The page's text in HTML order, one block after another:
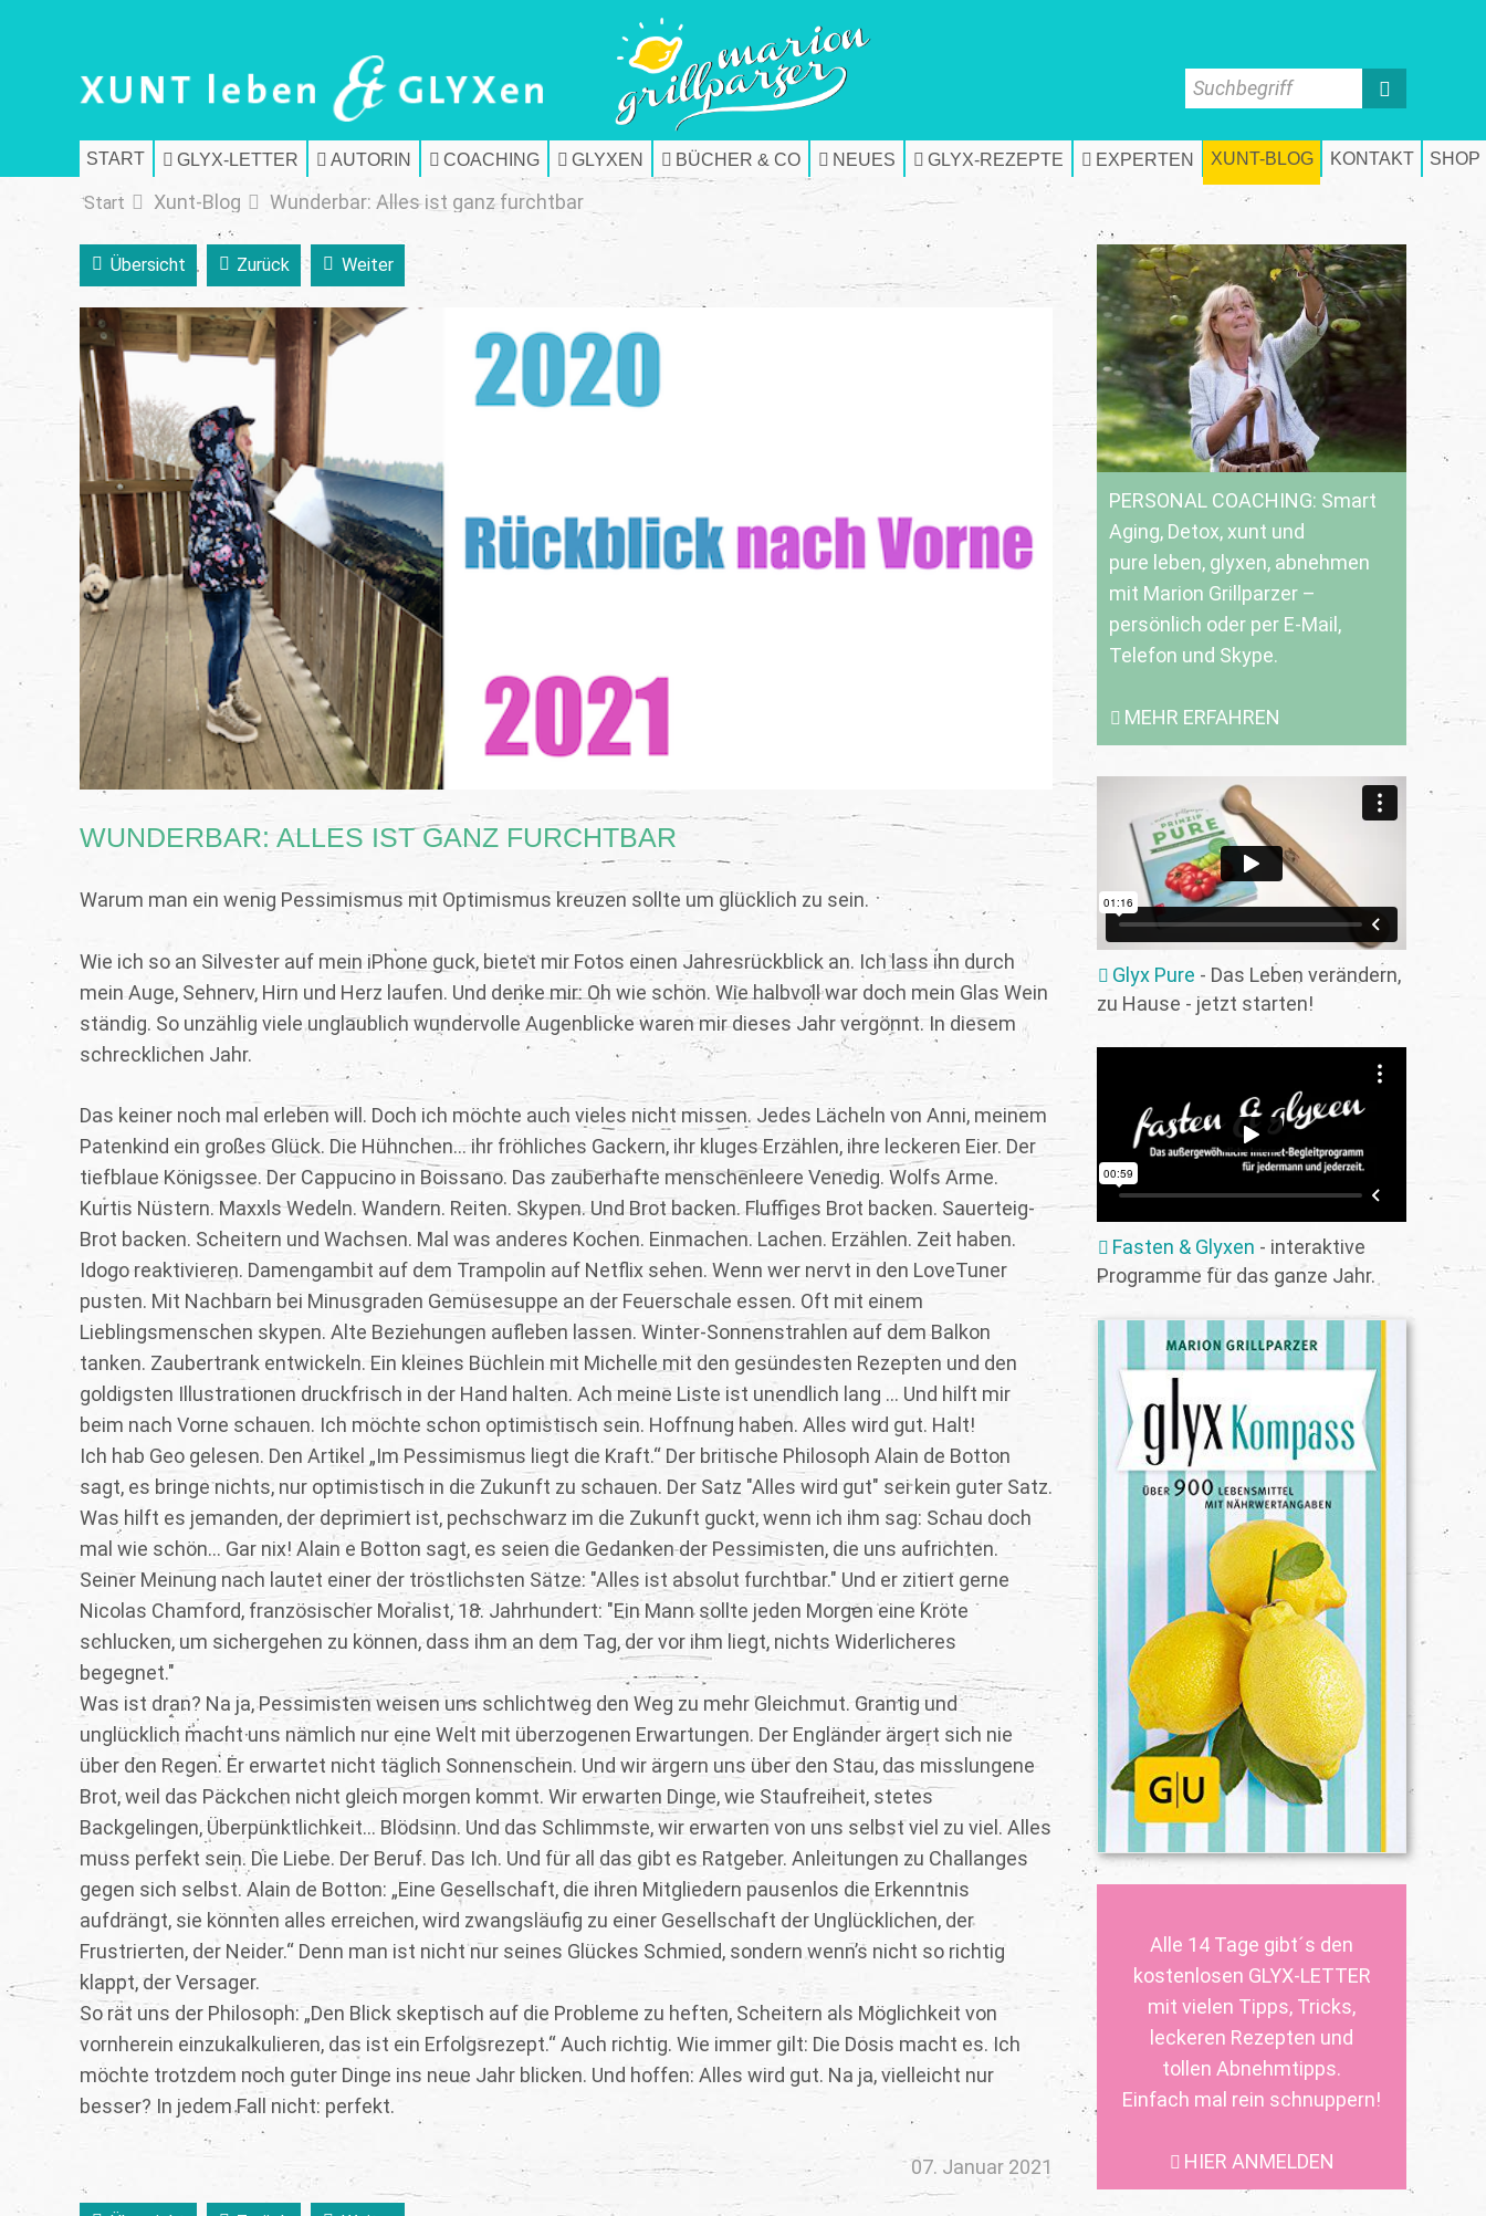
START GLYX-LETTER AUTORIN COACHING GLYXEN BÜCHER & CO NEUES GLYX-REZEPTE EXPERTEN XUNT-BLOG KONTAKT SHOP
Suchbegriff
Start Xunt-Blog Wunderbar: Alles ist ganz furchtbar
PERSONAL COACHING: Smart
Aging, Detox, xunt und
pure leben, glyxen, abnehmen
mit Marion Grillparzer –
persönlich oder per E-Mail,
Telefon und Skype.
MEHR ERFAHREN
Glyx Pure - Das Leben verändern,
zu Hause - jetzt starten!
Fasten & Glyxen - interaktive
Programme für das ganze Jahr.
Alle 14 Tage gibt´s den
kostenlosen GLYX-LETTER
mit vielen Tipps, Tricks,
leckeren Rezepten und
tollen Abnehmtipps.
Einfach mal rein schnuppern!
HIER ANMELDEN
Übersicht Zurück Weiter
WUNDERBAR: ALLES IST GANZ FURCHTBAR
Warum man ein wenig Pessimismus mit Optimismus kreuzen sollte um glücklich zu sein.
Wie ich so an Silvester auf mein iPhone guck, bietet mir Fotos einen Jahresrückblick an. Ich lass ihn durch
mein Auge, Sehnerv, Hirn und Herz laufen. Und denke mir: Oh wie schön. Wie halbvoll war doch mein Glas Wein
ständig. So unzählig viele unglaublich wundervolle Augenblicke waren mir dieses Jahr vergönnt. In diesem
schrecklichen Jahr.
Das keiner noch mal erleben will. Doch ich möchte auch vieles nicht missen. Jedes Lächeln von Anni, meinem
Patenkind ein großes Glück. Die Hühnchen... ihr fröhliches Gackern, ihr kluges Erzählen, ihre leckeren Eier. Der
tiefblaue Königssee. Der Cappucino in Boissano. Das zauberhafte menschenleere Venedig. Wolfs Arme.
Kurtis Nüstern. Maxxls Wedeln. Wandern. Reiten. Skypen. Und Brot backen. Fluffiges Brot backen. Sauerteig-
Brot backen. Scheitern und Wachsen. Mal was anderes Kochen. Einmachen. Lachen. Erzählen. Zeit haben.
Idogo reaktivieren. Damengambit auf dem Trampolin auf Netflix sehen. Wenn wer nervt in den LoveTuner
pusten. Mit Nachbarn bei Minusgraden Gemüsesuppe an der Feuerschale essen. Oft mit einem
Lieblingsmenschen skypen. Alte Beziehungen aufleben lassen. Winter-Sonnenstrahlen auf dem Balkon
tanken. Zaubertrank entwickeln. Ein kleines Büchlein mit Michelle mit den gesündesten Rezepten und den
goldigsten Illustrationen druckfrisch in der Hand halten. Ach meine Liste ist unendlich lang ... Und hilft mir
beim nach Vorne schauen. Ich möchte schon optimistisch sein. Hoffnung haben. Alles wird gut. Halt!
Ich hab Geo gelesen. Den Artikel „Im Pessimismus liegt die Kraft.“ Der britische Philosoph Alain de Botton
sagt, es bringe nichts, nur optimistisch in die Zukunft zu schauen. Der Satz "Alles wird gut" sei kein guter Satz.
Was hilft es jemanden, der deprimiert ist, pechschwarz im die Zukunft guckt, wenn ich ihm sag: Schau doch
mal wie schön... Gar nix! Alain e Botton sagt, es seien die Gedanken der Pessimisten, die uns aufrichten.
Seiner Meinung nach lautet einer der tröstlichsten Sätze: "Alles ist absolut furchtbar." Und er zitiert gerne
Nicolas Chamford, französischer Moralist, 18. Jahrhundert: "Ein Mann sollte jeden Morgen eine Kröte
schlucken, um sichergehen zu können, dass ihm an dem Tag, der vor ihm liegt, nichts Widerlicheres
begegnet."
Was ist dran? Na ja, Pessimisten weisen uns schlichtweg den Weg zu mehr Gleichmut. Grantig und
unglücklich macht uns nämlich nur eine Welt mit überzogenen Erwartungen. Der Engländer ärgert sich nie
über den Regen. Er erwartet nicht täglich Sonnenschein. Und wir ärgern uns über den Stau, das misslungene
Brot, weil das Päckchen nicht gleich morgen kommt. Wir erwarten Dinge, wie Staufreiheit, stetes
Backgelingen, Überpünktlichkeit... Blödsinn. Und das Schlimmste, wir erwarten von uns selbst viel zu viel. Alles
muss perfekt sein. Die Liebe. Der Beruf. Das Ich. Und für all das gibt es Ratgeber. Anleitungen zu Challanges
gegen sich selbst. Alain de Botton: „Eine Gesellschaft, die ihren Mitgliedern pausenlos die Erkenntnis
aufdrängt, sie könnten alles erreichen, wird zwangsläufig zu einer Gesellschaft der Unglücklichen, der
Frustrierten, der Neider.“ Denn man ist nicht nur seines Glückes Schmied, sondern wenn’s nicht so richtig
klappt, der Versager.
So rät uns der Philosoph: „Den Blick skeptisch auf die Probleme zu heften, Scheitern als Möglichkeit von
vornherein einzukalkulieren, das ist ein Erfolgsrezept.“ Auch richtig. Wie immer gilt: Die Dosis macht es. Ich
möchte trotzdem noch guter Dinge ins neue Jahr blicken. Und hoffen: Alles wird gut. Na ja, vielleicht nur
besser? In jedem Fall nicht: perfekt.
07. Januar 2021